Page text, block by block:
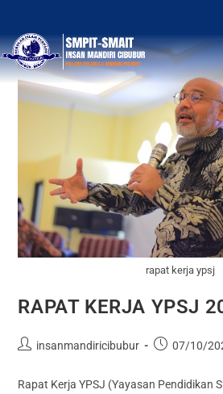
rapat kerja ypsj
RAPAT KERJA YPSJ
insanmandiricibubur 07/10/
Rapat Kerja YPSJ (Yayasan Pendidikan